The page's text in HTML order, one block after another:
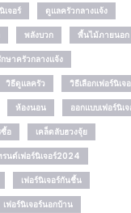
เจอร์
ดูแลครัวกลางแจ้ง
พลังบวก
พื้นไม้ภายนอก
ษาครัวกลางแจ้ง
วิธีดูแลครัว
วิธีเลือกเฟอร์นิเจ
ห้องนอน
ออกแบบเฟอร์นิเ
ซื้อ
เคล็ดลับฮวงจุ้ย
รนด์เฟอร์นิเจอร์2024
เฟอร์นิเจอร์กันชื้น
เฟอร์นิเจอร์นอกบ้าน